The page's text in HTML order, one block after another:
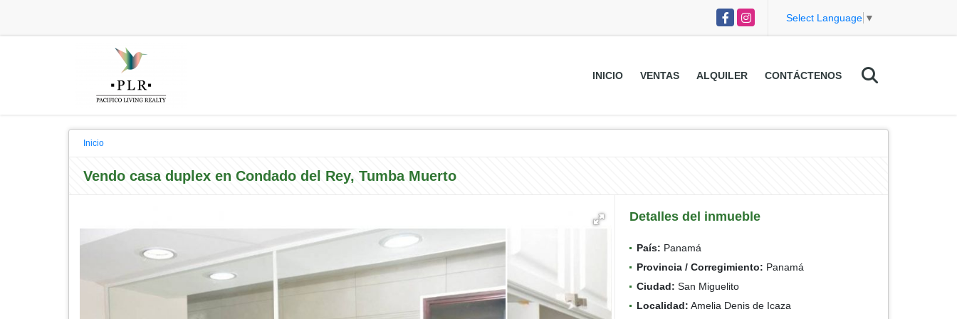
FacebookInstagram Select Language ▼
INICIO VENTAS ALQUILER CONTÁCTENOS
Inicio
Vendo casa duplex en Condado del Rey, Tumba Muerto
Detalles del inmueble
País: Panamá
Provincia / Corregimiento: Panamá
Ciudad: San Miguelito
Localidad: Amelia Denis de Icaza